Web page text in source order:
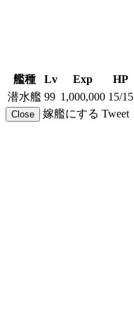
艦種 Lv Exp HP
潜水艦 99 1,000,000 15/15
Close 嫁艦にする Tweet